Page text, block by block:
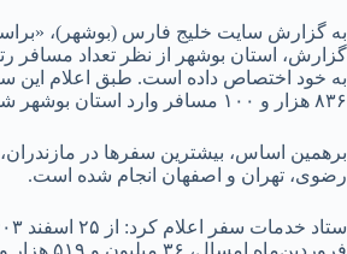
به گزارش سایت خلیج فارس (بوشهر)،
گزارش، استان بوشهر از نظر تعداد مسافر
به خود اختصاص داده است. طبق اعلام این
۸۳۶ هزار و ۱۰۰ مسافر وارد استان بوشهر شده است.
برهمین اساس، بیشترین سفر‌ها در
رضوی، تهران و اصفهان انجام شده است.